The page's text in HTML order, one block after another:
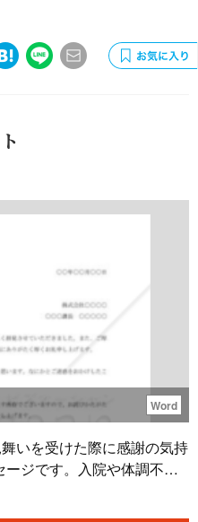
Word
いを受けた際に感謝の気持
ジです。入院や体調不良
このお見舞い礼状を使っ